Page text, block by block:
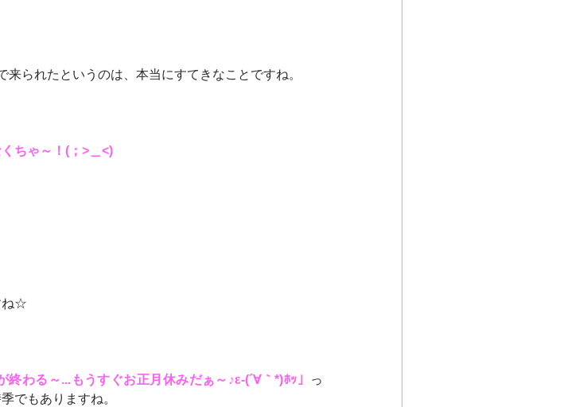
られたというのは、本当にすてきなことですね。
ちゃ～！(；>＿<)
ね☆
終わる～...もうすぐお正月休みだぁ～♪ε-(´∀｀*)ﾎｯ」
っ
でもありますね。